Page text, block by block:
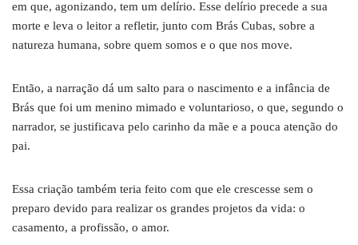
em que, agonizando, tem um delírio. Esse delírio precede a sua
morte e leva o leitor a refletir, junto com Brás Cubas, sobre a
natureza humana, sobre quem somos e o que nos move.
Então, a narração dá um salto para o nascimento e a infância de
Brás que foi um menino mimado e voluntarioso, o que, segundo o
narrador, se justificava pelo carinho da mãe e a pouca atenção do
pai.
Essa criação também teria feito com que ele crescesse sem o
preparo devido para realizar os grandes projetos da vida: o
casamento, a profissão, o amor.